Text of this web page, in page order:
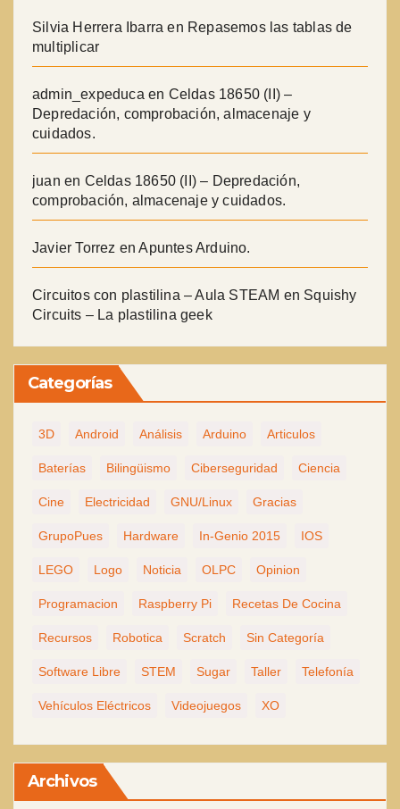
Silvia Herrera Ibarra en Repasemos las tablas de
multiplicar
admin_expeduca en Celdas 18650 (II) –
Depredación, comprobación, almacenaje y
cuidados.
juan en Celdas 18650 (II) – Depredación,
comprobación, almacenaje y cuidados.
Javier Torrez enApuntes Arduino.
Circuitos con plastilina – Aula STEAM en Squishy
Circuits – La plastilina geek
Categorías
3D Android Análisis Arduino Articulos
Baterías Bilingüismo Ciberseguridad Ciencia
Cine Electricidad GNU/Linux Gracias
GrupoPues Hardware In-Genio 2015 IOS
LEGO Logo Noticia OLPC Opinion
Programacion Raspberry Pi Recetas De Cocina
Recursos Robotica Scratch Sin Categoría
Software Libre STEM Sugar Taller Telefonía
Vehículos Eléctricos Videojuegos XO
Archivos